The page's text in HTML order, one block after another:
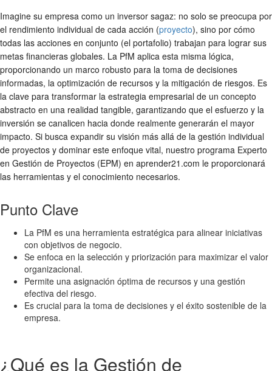
Imagine su empresa como un inversor sagaz: no solo se preocupa por
el rendimiento individual de cada acción (proyecto), sino por cómo
todas las acciones en conjunto (el portafolio) trabajan para lograr sus
metas financieras globales. La PfM aplica esta misma lógica,
proporcionando un marco robusto para la toma de decisiones
informadas, la optimización de recursos y la mitigación de riesgos. Es
la clave para transformar la estrategia empresarial de un concepto
abstracto en una realidad tangible, garantizando que el esfuerzo y la
inversión se canalicen hacia donde realmente generarán el mayor
impacto. Si busca expandir su visión más allá de la gestión individual
de proyectos y dominar este enfoque vital, nuestro programa Experto
en Gestión de Proyectos (EPM) en aprender21.com le proporcionará
las herramientas y el conocimiento necesarios.
Punto Clave
La PfM es una herramienta estratégica para alinear iniciativas
con objetivos de negocio.
Se enfoca en la selección y priorización para maximizar el valor
organizacional.
Permite una asignación óptima de recursos y una gestión
efectiva del riesgo.
Es crucial para la toma de decisiones y el éxito sostenible de la
empresa.
¿Qué es la Gestión de